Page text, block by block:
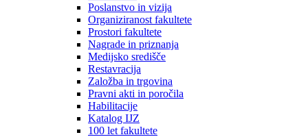
Poslanstvo in vizija
Organiziranost fakultete
Prostori fakultete
Nagrade in priznanja
Medijsko središče
Restavracija
Založba in trgovina
Pravni akti in poročila
Habilitacije
Katalog IJZ
100 let fakultete